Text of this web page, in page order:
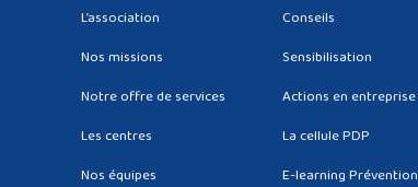
L’association
Nos missions
Notre offre de services
Les centres
Nos équipes
Conseils
Sensibilisation
Actions en entreprise
La cellule PDP
E-learning Prévention